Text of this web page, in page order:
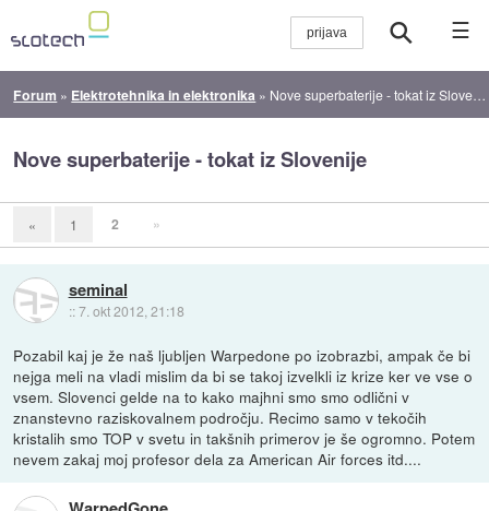
☰
Forum » Elektrotehnika in elektronika » Nove superbaterije - tokat iz Slovenije
Nove superbaterije - tokat iz Slovenije
« 1 2 »
seminal
::7. okt 2012, 21:18
Pozabil kaj je že naš ljubljen Warpedone po izobrazbi, ampak če bi
nejga meli na vladi mislim da bi se takoj izvelkli iz krize ker ve vse o
vsem. Slovenci gelde na to kako majhni smo smo odlični v
znanstevno raziskovalnem področju. Recimo samo v tekočih
kristalih smo TOP v svetu in takšnih primerov je še ogromno. Potem
nevem zakaj moj profesor dela za American Air forces itd....